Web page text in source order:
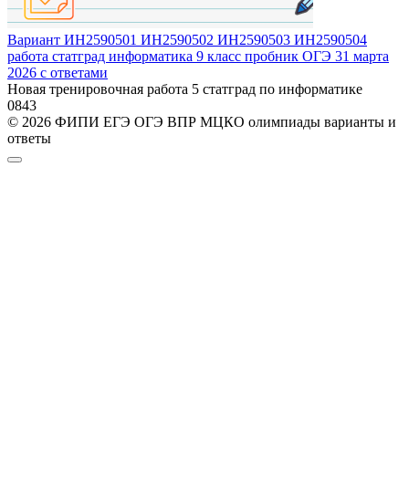
Вариант ИН2590501 ИН2590502 ИН2590503 ИН2590504
работа статград информатика 9 класс пробник ОГЭ 31 марта
2026 с ответами
Новая тренировочная работа 5 статград по информатике
0843
© 2026 ФИПИ ЕГЭ ОГЭ ВПР МЦКО олимпиады варианты и
ответы